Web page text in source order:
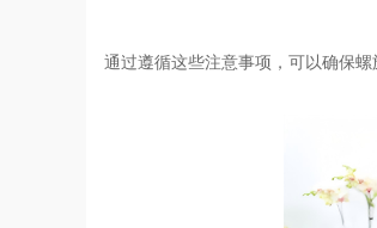
通过遵循这些注意事项，可以确保